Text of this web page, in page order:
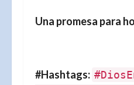
Una promesa para
#Hashtags: